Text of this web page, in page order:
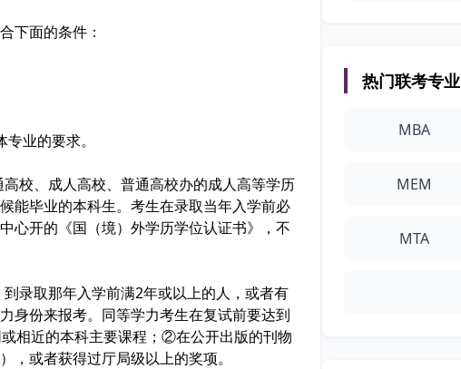
下面的条件：
业的要求。
校、成人高校、普通高校办的成人高等学历
能毕业的本科生。考生在录取当年入学前必
心开的《国（境）外学历学位认证书》，不
录取那年入学前满2年或以上的人，或者有
身份来报考。同等学力考生在复试前要达到
相近的本科主要课程；②在公开出版的刊物
或者获得过厅局级以上的奖项。
热门联考专业
MBA
MEM
MTA